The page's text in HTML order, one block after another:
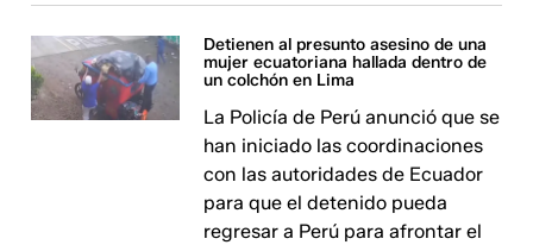
Detienen al presunto asesino de una
mujer ecuatoriana hallada dentro de
un colchón en Lima
La Policía de Perú anunció que se
han iniciado las coordinaciones
con las autoridades de Ecuador
para que el detenido pueda
regresar a Perú para afrontar el